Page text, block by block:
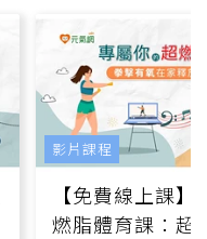
【免費線上課
燃脂體育課：超
影片課程